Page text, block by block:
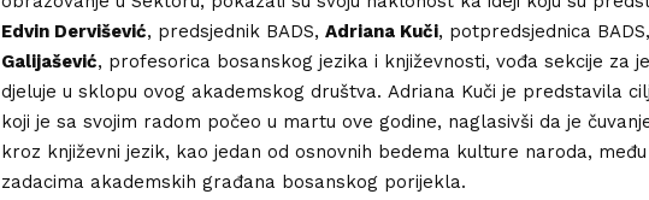
Edvin Dervišević, predsjednik BADS, Adriana Kuči, potpredsjednica
Galijašević, profesorica bosanskog jezika i književnosti, vođa sekcije za
djeluje u sklopu ovog akademskog društva. Adriana Kuči je predstavila
koji je sa svojim radom počeo u martu ove godine, naglasivši da je
kroz književni jezik, kao jedan od osnovnih bedema kulture naroda,
zadacima akademskih građana bosanskog porijekla.